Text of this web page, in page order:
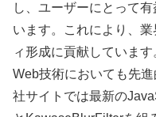
し、ユーザーにとって
います。これにより、
ィ形成に貢献しています
Web技術においても先
社サイトでは最新の